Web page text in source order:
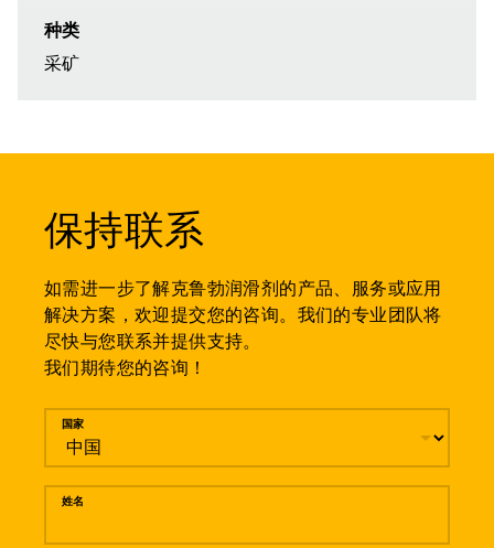
种类
采矿
保持联系
如需进一步了解克鲁勃润滑剂的产品、服务或应用
解决方案，欢迎提交您的咨询。我们的专业团队将
尽快与您联系并提供支持。
我们期待您的咨询！
留言
国家
姓名